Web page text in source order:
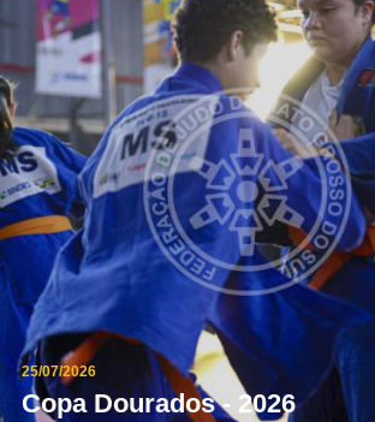
25/07/2026
Copa Dourados - 2026